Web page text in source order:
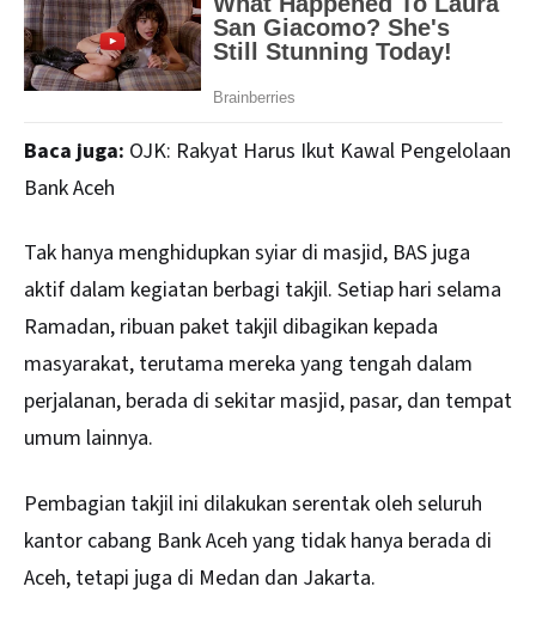
Baca juga: OJK: Rakyat Harus Ikut Kawal Pengelolaan
Bank Aceh
Tak hanya menghidupkan syiar di masjid, BAS juga
aktif dalam kegiatan berbagi takjil. Setiap hari selama
Ramadan, ribuan paket takjil dibagikan kepada
masyarakat, terutama mereka yang tengah dalam
perjalanan, berada di sekitar masjid, pasar, dan tempat
umum lainnya.
Pembagian takjil ini dilakukan serentak oleh seluruh
kantor cabang Bank Aceh yang tidak hanya berada di
Aceh, tetapi juga di Medan dan Jakarta.